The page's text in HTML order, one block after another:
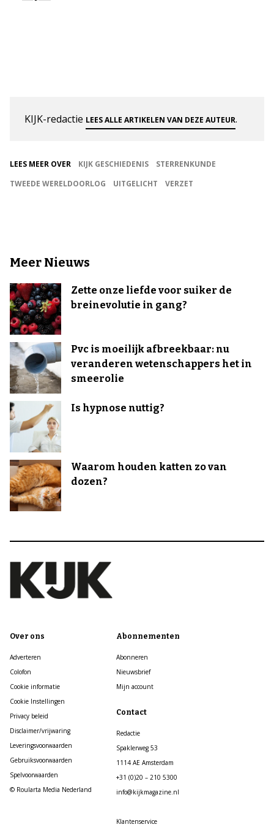
KIJK-redactie LEES ALLE ARTIKELEN VAN DEZE AUTEUR.
LEES MEER OVER KIJK GESCHIEDENIS
STERRENKUNDE
TWEEDE WERELDOORLOG
UITGELICHT VERZET
Meer Nieuws
Zette onze liefde voor suiker de
breinevolutie in gang?
Pvc is moeilijk afbreekbaar: nu
veranderen wetenschappers het in
smeerolie
Is hypnose nuttig?
Waarom houden katten zo van
dozen?
Over ons
Adverteren
Colofon
Cookie informatie
Cookie Instellingen
Privacy beleid
Disclaimer/vrijwaring
Leveringsvoorwaarden
Gebruiksvoorwaarden
Spelvoorwaarden
© Roularta Media Nederland
Abonnementen
Abonneren
Nieuwsbrief
Mijn account
Contact
Redactie
Spaklerweg 53
1114 AE Amsterdam
+31 (0)20 – 210 5300
info@kijkmagazine.nl
Klantenservice